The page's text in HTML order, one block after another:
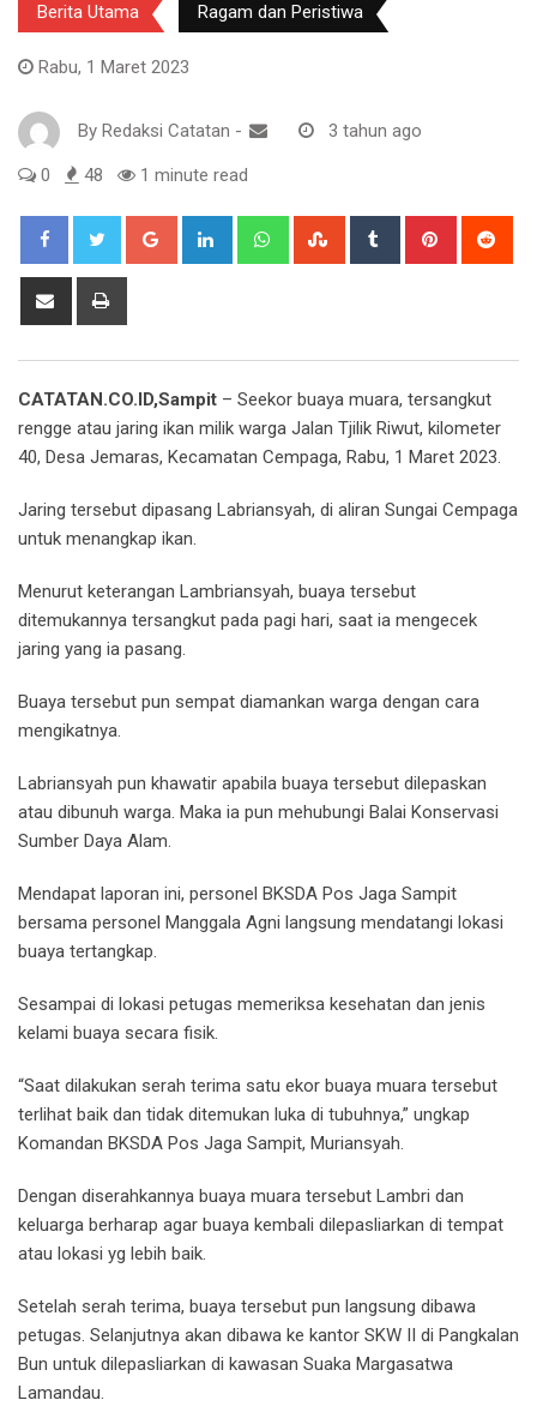
Berita Utama Ragam dan Peristiwa
Rabu, 1 Maret 2023
By Redaksi Catatan - 3 tahun ago
0 48 1 minute read
Google+ LinkedIn WhatsappStumbleUpon
Tumblr Pinterest
Share
CATATAN.CO.ID,Sampit – Seekor buaya muara, tersangkut
rengge atau jaring ikan milik warga Jalan Tjilik Riwut, kilometer
40, Desa Jemaras, Kecamatan Cempaga, Rabu, 1 Maret 2023.
Jaring tersebut dipasang Labriansyah, di aliran Sungai Cempaga
untuk menangkap ikan.
Menurut keterangan Lambriansyah, buaya tersebut
ditemukannya tersangkut pada pagi hari, saat ia mengecek
jaring yang ia pasang.
Buaya tersebut pun sempat diamankan warga dengan cara
mengikatnya.
Labriansyah pun khawatir apabila buaya tersebut dilepaskan
atau dibunuh warga. Maka ia pun mehubungi Balai Konservasi
Sumber Daya Alam.
Mendapat laporan ini, personel BKSDA Pos Jaga Sampit
bersama personel Manggala Agni langsung mendatangi lokasi
buaya tertangkap.
Sesampai di lokasi petugas memeriksa kesehatan dan jenis
kelami buaya secara fisik.
“Saat dilakukan serah terima satu ekor buaya muara tersebut
terlihat baik dan tidak ditemukan luka di tubuhnya,” ungkap
Komandan BKSDA Pos Jaga Sampit, Muriansyah.
Dengan diserahkannya buaya muara tersebut Lambri dan
keluarga berharap agar buaya kembali dilepasliarkan di tempat
atau lokasi yg lebih baik.
Setelah serah terima, buaya tersebut pun langsung dibawa
petugas. Selanjutnya akan dibawa ke kantor SKW II di Pangkalan
Bun untuk dilepasliarkan di kawasan Suaka Margasatwa
Lamandau.